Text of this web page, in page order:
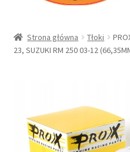
Sklep
Moje konto
Regulamin
Strona główna Tłoki
23, SUZUKI RM 250 03-12